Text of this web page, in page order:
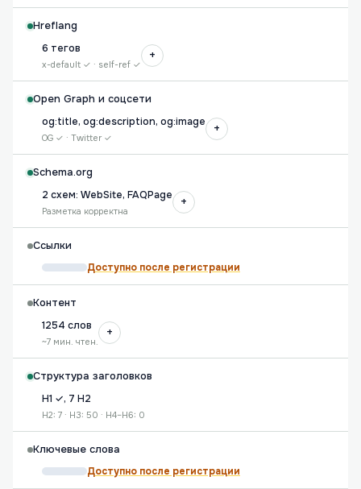
Hreflang
6 тегов
x-default ✓ · self-ref ✓
+
Open Graph и соцсети
og:title, og:description, og:image
OG ✓ · Twitter ✓
+
Schema.org
2 схем: WebSite, FAQPage
Разметка корректна
+
Ссылки
Доступно после регистрации
Контент
1254 слов
~7 мин. чтен.
+
Структура заголовков
H1 ✓, 7 H2
H2: 7 · H3: 50 · H4–H6: 0
Ключевые слова
Доступно после регистрации